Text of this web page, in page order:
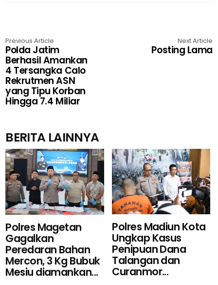
Previous Article
Polda Jatim
Berhasil Amankan
4 Tersangka Calo
Rekrutmen ASN
yang Tipu Korban
Hingga 7.4 Miliar
Next Article
Posting Lama
BERITA LAINNYA
Polres Magetan
Gagalkan
Peredaran Bahan
Mercon, 3 Kg Bubuk
Mesiu diamankan...
Polres Madiun Kota
Ungkap Kasus
Penipuan Dana
Talangan dan
Curanmor...